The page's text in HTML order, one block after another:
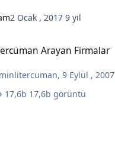
2 Ocak , 20179 yıl
Arayan Firmalar
,9 Eylül , 2007
17,6b görüntü